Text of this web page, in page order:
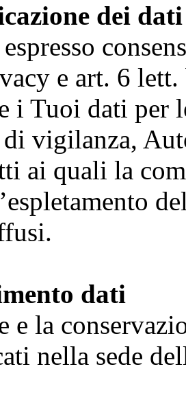
dei dati
e art. 6
i Tuoi dati per
vigilanza,
ai quali la
dati
e la
nella sede